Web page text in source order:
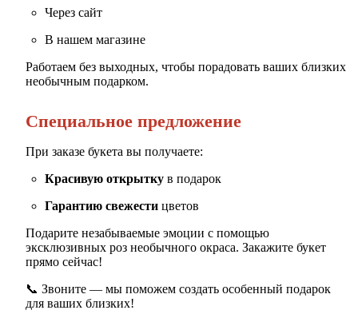
Через сайт
В нашем магазине
Работаем без выходных, чтобы порадовать ваших близких
необычным подарком.
Специальное предложение
При заказе букета вы получаете:
Красивую открытку в подарок
Гарантию свежести цветов
Подарите незабываемые эмоции с помощью
эксклюзивных роз необычного окраса. Закажите букет
прямо сейчас!
📞 Звоните — мы поможем создать особенный подарок
для ваших близких!